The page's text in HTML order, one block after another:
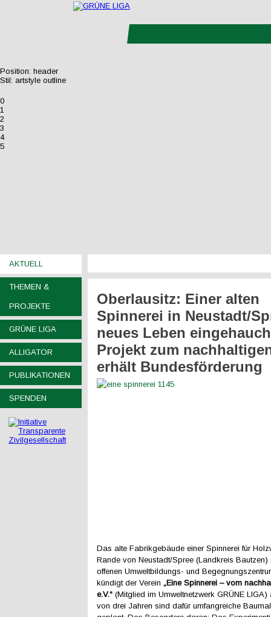
Position: header
Stil: artstyle outline
0
1
2
3
4
5
AKTUELL
THEMEN &
PROJEKTE
GRÜNE LIGA
ALLIGATOR
PUBLIKATIONEN
SPENDEN
Oberlausitz: Einer alten
Spinnerei in Neustadt/
neues Leben
Projekt zum
erhält Bundesförderung
Das alte Fabrikgebäude einer Spinnerei für
Rande von Neustadt/Spree (Landkreis Bautzen)
offenen Umweltbildungs- und
kündigt der Verein „Eine Spinnerei – vom
e.V.“ (Mitglied im Umweltnetzwerk GRÜNE LIGA)
von drei Jahren sind dafür umfangreiche